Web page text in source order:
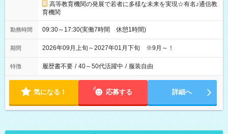
高等教育機関の発展で若者に多様な未来を実現☆有名♪通信教
育機関
勤務時間 09:30～17:30(実働7時間 休憩1時間)
期間 2026年09月上旬～2027年01月下旬 ※9月～！
特徴 履歴書不要 / 40～50代活躍中 / 服装自由
気になる！ 応募する 詳細へ